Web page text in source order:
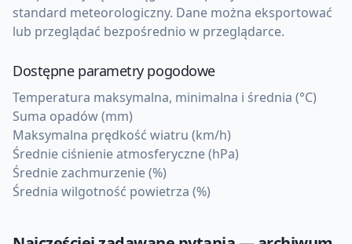
standard meteorologiczny. Dane można eksportować
lub przeglądać bezpośrednio w przeglądarce.
Dostępne parametry pogodowe
Temperatura maksymalna, minimalna i średnia (°C)
Suma opadów (mm)
Maksymalna prędkość wiatru (km/h)
Średnie ciśnienie atmosferyczne (hPa)
Średnie zachmurzenie (%)
Średnia wilgotność powietrza (%)